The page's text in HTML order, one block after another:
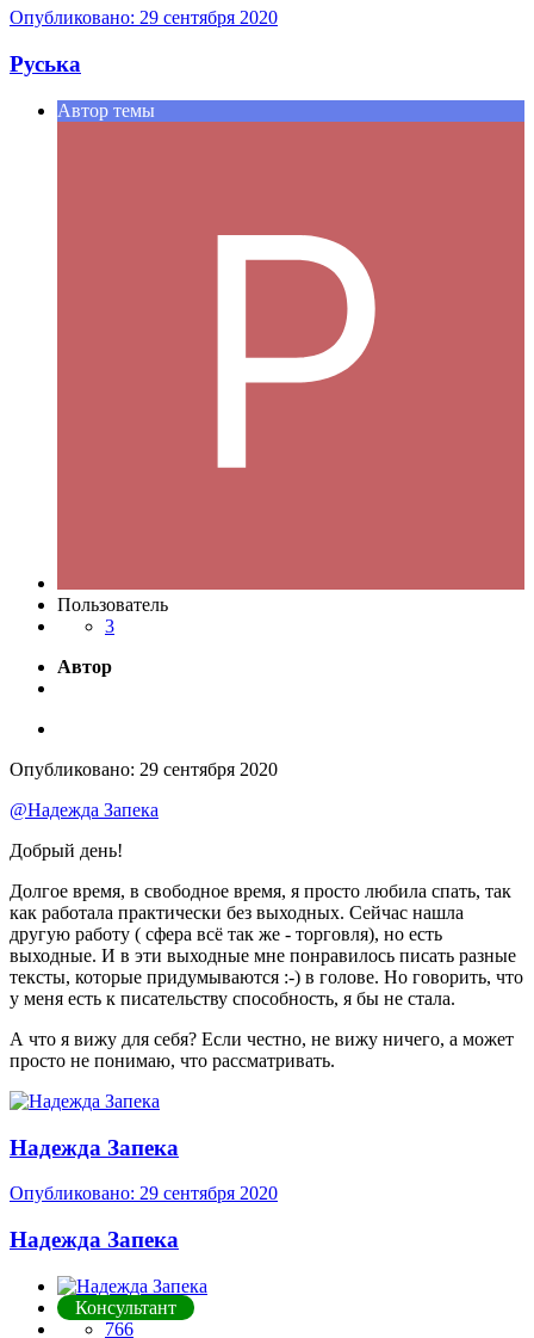
Опубликовано: 29 сентября 2020
Руська
Автор темы
Пользователь
3
Автор
Опубликовано: 29 сентября 2020
@Надежда Запека
Добрый день!
Долгое время, в свободное время, я просто любила спать, так
как работала практически без выходных. Сейчас нашла
другую работу ( сфера всё так же - торговля), но есть
выходные. И в эти выходные мне понравилось писать разные
тексты, которые придумываются :-) в голове. Но говорить, что
у меня есть к писательству способность, я бы не стала.
А что я вижу для себя? Если честно, не вижу ничего, а может
просто не понимаю, что рассматривать.
Надежда Запека
Опубликовано: 29 сентября 2020
Надежда Запека
Консультант
766